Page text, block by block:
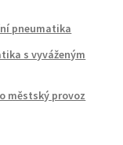
pneumatika
s vyváženým
městský provoz